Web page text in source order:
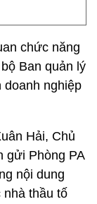
chức năng
Ban quản lý
nghiệp
Hải, Chủ
gửi Phòng PA
nội dung
nhà thầu tố